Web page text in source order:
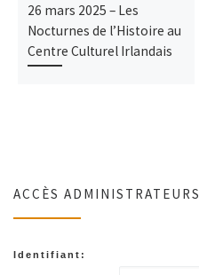
26 mars 2025 – Les
Nocturnes de l’Histoire au
Centre Culturel Irlandais
ACCÈS ADMINISTRATEURS
Identifiant: